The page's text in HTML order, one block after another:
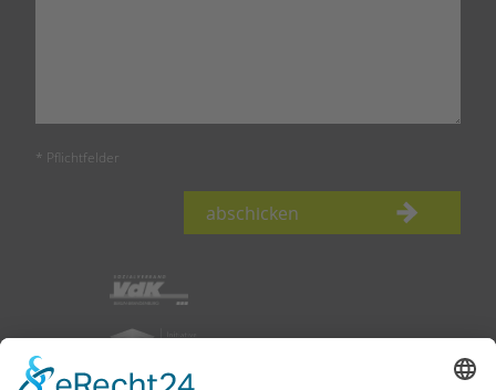
* Pflichtfelder
abschicken